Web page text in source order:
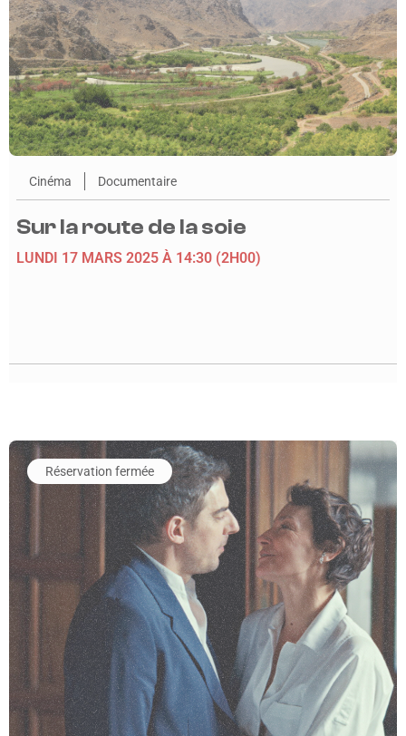
Cinéma Documentaire
Sur la route de la soie
LUNDI 17 MARS 2025 À 14:30 (2H00)
En savoir plus sur l'événement Le Système Victoria
Réservation fermée